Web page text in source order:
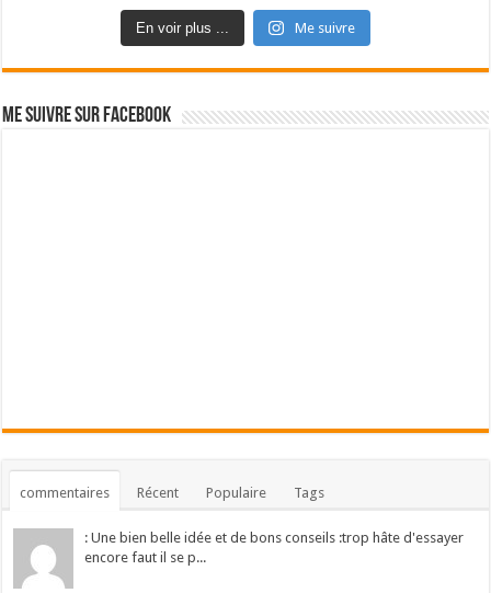
En voir plus ... Me suivre
Me suivre sur Facebook
commentaires Récent Populaire Tags
: Une bien belle idée et de bons conseils :trop hâte d'essayer
encore faut il se p...